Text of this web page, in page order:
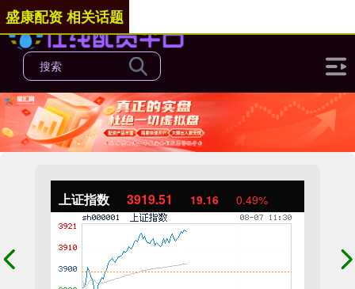
上证指数 3919.51 19.16 0.49%
盛康配资 相关话题